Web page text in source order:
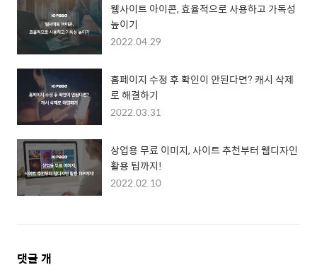
웹사이트 아이콘, 효율적으로 사용하고 가독성
높이기
2022.04.29
홈페이지 수정 후 확인이 안된다면? 캐시 삭제
로 해결하기
2022.03.31
상업용 무료 이미지, 사이트 추천부터 웹디자인
활용 팁까지!
2022.02.10
댓
댓글 개